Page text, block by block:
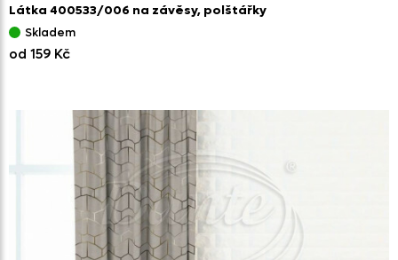
Látka 400533/006 na závěsy, polštářky
Skladem
od 159 Kč